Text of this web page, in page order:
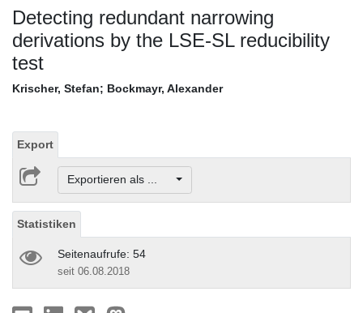
Detecting redundant narrowing
derivations by the LSE-SL reducibility
test
Krischer, Stefan; Bockmayr, Alexander
Export
Exportieren als ...
Statistiken
Seitenaufrufe: 54
seit 06.08.2018